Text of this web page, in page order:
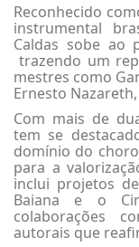
Reconhecido
instrumental
Caldas sobe ao
trazendo um
mestres como
Ernesto
Com mais de
tem se
domínio do
para a
inclui projetos
Baiana e o
colaborações
autorais que